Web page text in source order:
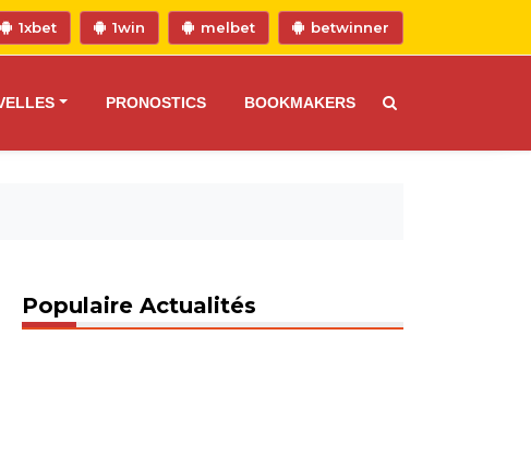
1xbet 1win melbet betwinner
PRONOSTICS BOOKMAKERS
Populaire Actualités